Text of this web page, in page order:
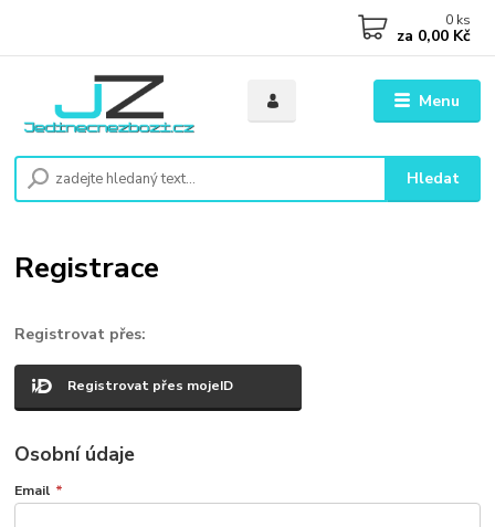
Menu
Hledat
0 ks
za 0,00 Kč
Registrace
Registrovat přes:
Registrovat přes mojeID
Osobní údaje
Email *